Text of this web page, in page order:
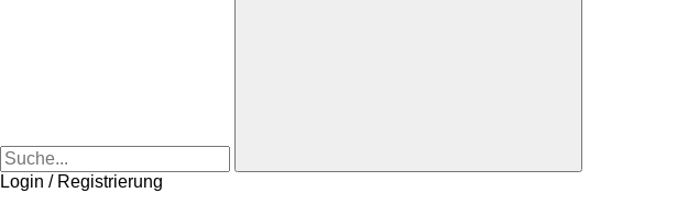
Login / Registrierung